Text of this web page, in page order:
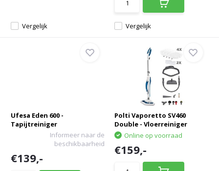
Vergelijk Vergelijk
Ufesa Eden 600 -
Tapijtreiniger
Informeer naar de
beschikbaarheid
€139,-
Polti Vaporetto SV460
Double - Vloerreiniger
Online op voorraad
€159,-